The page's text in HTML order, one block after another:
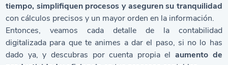
tiempo, simplifiquen procesos y aseguren su tranquilidad
con cálculos precisos y un mayor orden en la información.
Entonces, veamos cada detalle de la contabilidad
digitalizada para que te animes a dar el paso, si no lo has
dado ya, y descubras por cuenta propia elaumento de